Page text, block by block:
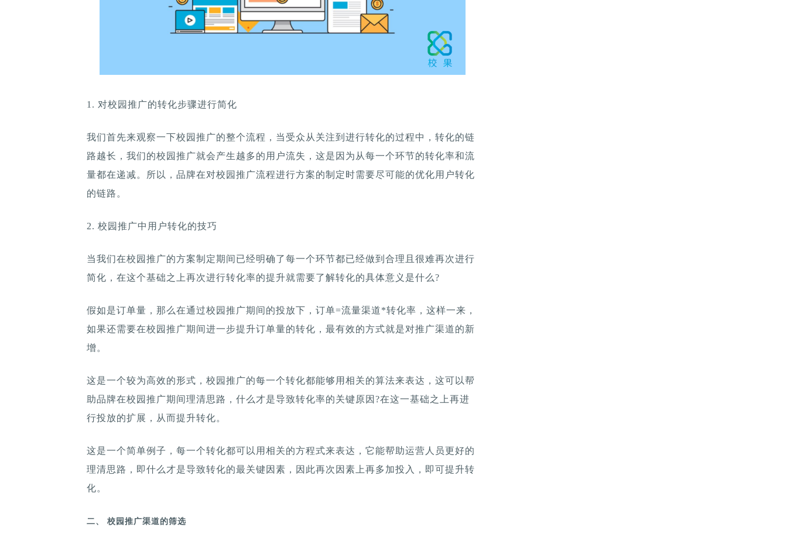
1. 对校园推广的转化步骤进行简化
我们首先来观察一下校园推广的整个流程，当受众从关注到进行转化的过程中，转化的链
路越长，我们的校园推广就会产生越多的用户流失，这是因为从每一个环节的转化率和流
量都在递减。所以，品牌在对校园推广流程进行方案的制定时需要尽可能的优化用户转化
的链路。
2. 校园推广中用户转化的技巧
当我们在校园推广的方案制定期间已经明确了每一个环节都已经做到合理且很难再次进行
简化，在这个基础之上再次进行转化率的提升就需要了解转化的具体意义是什么?
假如是订单量，那么在通过校园推广期间的投放下，订单=流量渠道*转化率，这样一来，
如果还需要在校园推广期间进一步提升订单量的转化，最有效的方式就是对推广渠道的新
增。
这是一个较为高效的形式，校园推广的每一个转化都能够用相关的算法来表达，这可以帮
助品牌在校园推广期间理清思路，什么才是导致转化率的关键原因?在这一基础之上再进
行投放的扩展，从而提升转化。
这是一个简单例子，每一个转化都可以用相关的方程式来表达，它能帮助运营人员更好的
理清思路，即什么才是导致转化的最关键因素，因此再次因素上再多加投入，即可提升转
化。
二、 校园推广渠道的筛选